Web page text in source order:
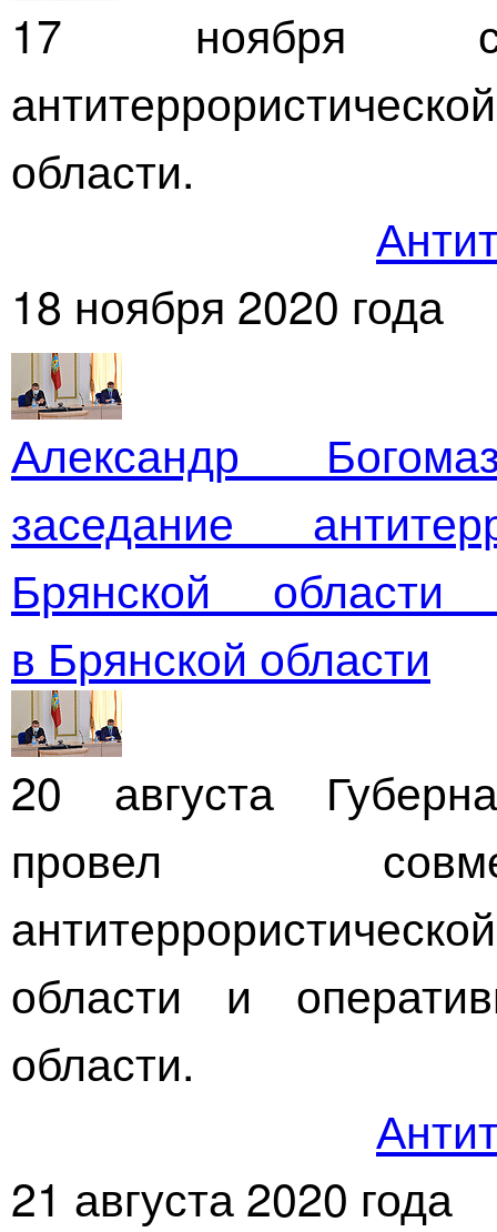
17 ноября
области.
18 ноября 2020 года
Александр
заседание
Брянской
в Брянской области
20 августа
провел
области и
области.
21 августа 2020 года